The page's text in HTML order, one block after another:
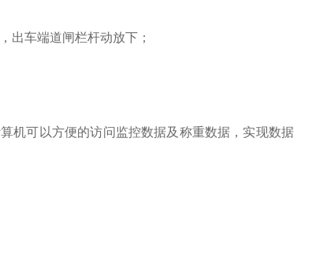
出车端道闸栏杆动放下；
机可以方便的访问监控数据及称重数据，实现数据